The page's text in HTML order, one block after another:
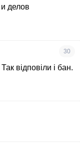
делов
30
відповіли і бан.